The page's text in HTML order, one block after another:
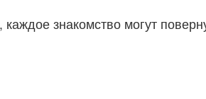
знакомство могут